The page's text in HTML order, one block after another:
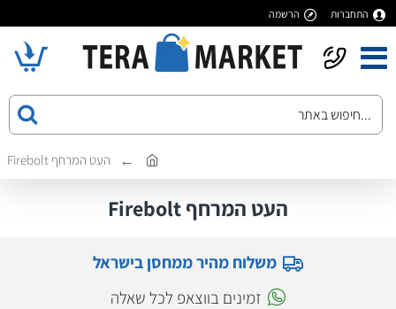
התחברות הרשמה
העט המרחף Firebolt
העט המרחף Firebolt
משלוח מהיר ממחסן בישראל
זמינים בווצאפ לכל שאלה